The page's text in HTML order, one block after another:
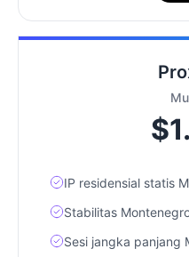
IP residensial statis
Stabilitas
Sesi jangka panjang